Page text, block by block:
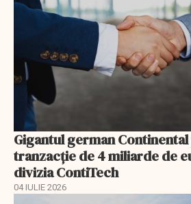
Gigantul german
tranzacție de 4 miliarde de
divizia ContiTech
04 IULIE 2026